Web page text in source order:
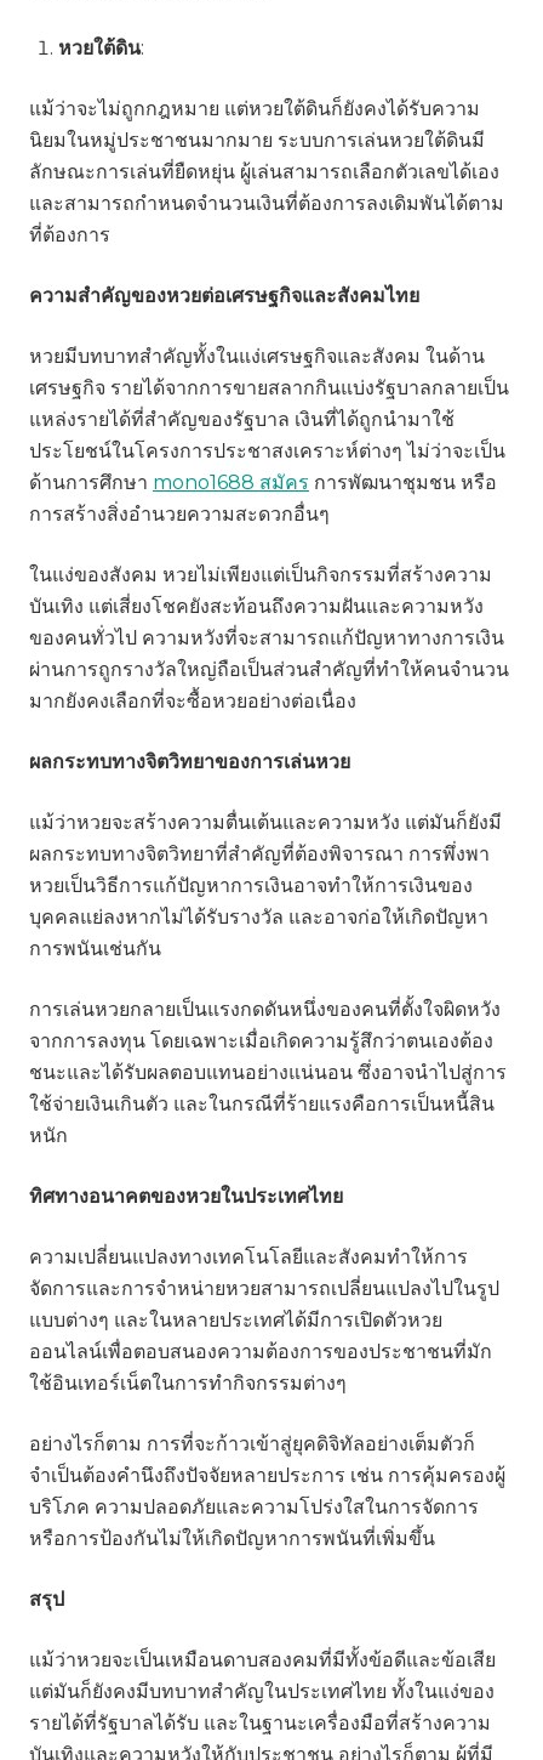
หวยใต้ดิน:
แม้ว่าจะไม่ถูกกฎหมาย แต่หวยใต้ดินก็ยังคงได้รับความ
นิยมในหมู่ประชาชนมากมาย ระบบการเล่นหวยใต้ดินมี
ลักษณะการเล่นที่ยืดหยุ่น ผู้เล่นสามารถเลือกตัวเลขได้เอง
และสามารถกำหนดจำนวนเงินที่ต้องการลงเดิมพันได้ตาม
ที่ต้องการ
ความสำคัญของหวยต่อเศรษฐกิจและสังคมไทย
หวยมีบทบาทสำคัญทั้งในแง่เศรษฐกิจและสังคม ในด้าน
เศรษฐกิจ รายได้จากการขายสลากกินแบ่งรัฐบาลกลายเป็น
แหล่งรายได้ที่สำคัญของรัฐบาล เงินที่ได้ถูกนำมาใช้
ประโยชน์ในโครงการประชาสงเคราะห์ต่างๆ ไม่ว่าจะเป็น
ด้านการศึกษา mono1688 สมัคร การพัฒนาชุมชน หรือ
การสร้างสิ่งอำนวยความสะดวกอื่นๆ
ในแง่ของสังคม หวยไม่เพียงแต่เป็นกิจกรรมที่สร้างความ
บันเทิง แต่เสี่ยงโชคยังสะท้อนถึงความฝันและความหวัง
ของคนทั่วไป ความหวังที่จะสามารถแก้ปัญหาทางการเงิน
ผ่านการถูกรางวัลใหญ่ถือเป็นส่วนสำคัญที่ทำให้คนจำนวน
มากยังคงเลือกที่จะซื้อหวยอย่างต่อเนื่อง
ผลกระทบทางจิตวิทยาของการเล่นหวย
แม้ว่าหวยจะสร้างความตื่นเต้นและความหวัง แต่มันก็ยังมี
ผลกระทบทางจิตวิทยาที่สำคัญที่ต้องพิจารณา การพึ่งพา
หวยเป็นวิธีการแก้ปัญหาการเงินอาจทำให้การเงินของ
บุคคลแย่ลงหากไม่ได้รับรางวัล และอาจก่อให้เกิดปัญหา
การพนันเช่นกัน
การเล่นหวยกลายเป็นแรงกดดันหนึ่งของคนที่ตั้งใจผิดหวัง
จากการลงทุน โดยเฉพาะเมื่อเกิดความรู้สึกว่าตนเองต้อง
ชนะและได้รับผลตอบแทนอย่างแน่นอน ซึ่งอาจนำไปสู่การ
ใช้จ่ายเงินเกินตัว และในกรณีที่ร้ายแรงคือการเป็นหนี้สิน
หนัก
ทิศทางอนาคตของหวยในประเทศไทย
ความเปลี่ยนแปลงทางเทคโนโลยีและสังคมทำให้การ
จัดการและการจำหน่ายหวยสามารถเปลี่ยนแปลงไปในรูป
แบบต่างๆ และในหลายประเทศได้มีการเปิดตัวหวย
ออนไลน์เพื่อตอบสนองความต้องการของประชาชนที่มัก
ใช้อินเทอร์เน็ตในการทำกิจกรรมต่างๆ
อย่างไรก็ตาม การที่จะก้าวเข้าสู่ยุคดิจิทัลอย่างเต็มตัวก็
จำเป็นต้องคำนึงถึงปัจจัยหลายประการ เช่น การคุ้มครองผู้
บริโภค ความปลอดภัยและความโปร่งใสในการจัดการ
หรือการป้องกันไม่ให้เกิดปัญหาการพนันที่เพิ่มขึ้น
สรุป
แม้ว่าหวยจะเป็นเหมือนดาบสองคมที่มีทั้งข้อดีและข้อเสีย
แต่มันก็ยังคงมีบทบาทสำคัญในประเทศไทย ทั้งในแง่ของ
รายได้ที่รัฐบาลได้รับ และในฐานะเครื่องมือที่สร้างความ
บันเทิงและความหวังให้กับประชาชน อย่างไรก็ตาม ผู้ที่มี